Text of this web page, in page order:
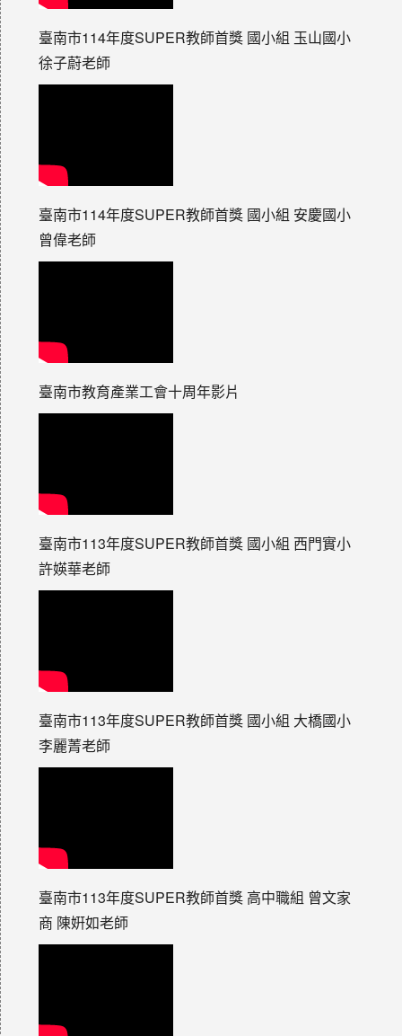
臺南市114年度SUPER教師首獎 國小組 玉山國小
徐子蔚老師
臺南市114年度SUPER教師首獎 國小組 安慶國小
曾偉老師
臺南市教育產業工會十周年影片
臺南市113年度SUPER教師首獎 國小組 西門實小
許媖華老師
臺南市113年度SUPER教師首獎 國小組 大橋國小
李麗菁老師
臺南市113年度SUPER教師首獎 高中職組 曾文家
商 陳姸如老師